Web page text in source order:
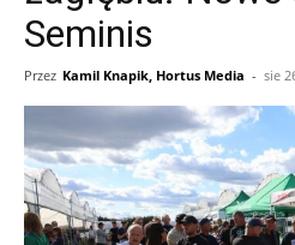
Seminis
Przez Kamil Knapik, Hortus Media - sie